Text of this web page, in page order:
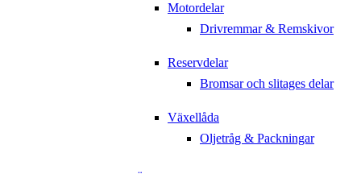
Motordelar
Drivremmar & Remskivor
Reservdelar
Bromsar och slitages delar
Växellåda
Oljetråg & Packningar